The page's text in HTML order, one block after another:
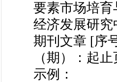
要素市场培
经济发展研究
期刊文章 [序
（期）：起
示例：